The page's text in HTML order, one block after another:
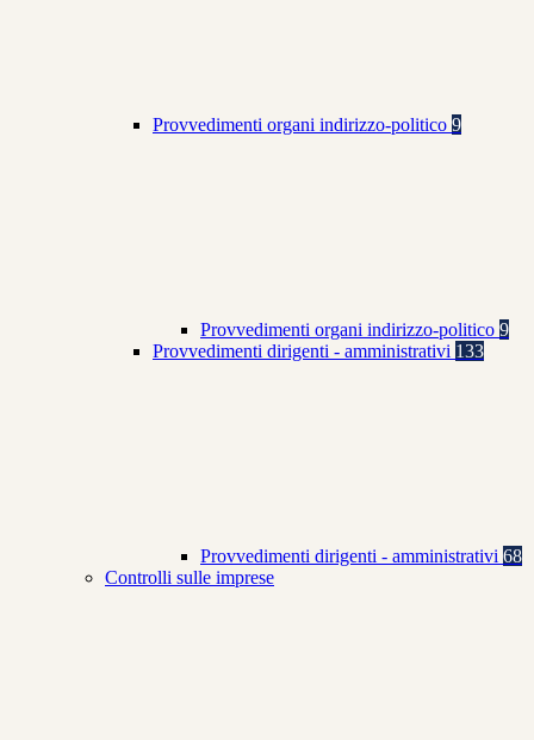
Provvedimenti organi indirizzo-politico 9
Provvedimenti organi indirizzo-politico 9
Provvedimenti dirigenti - amministrativi 133
Provvedimenti dirigenti - amministrativi 68
Controlli sulle imprese